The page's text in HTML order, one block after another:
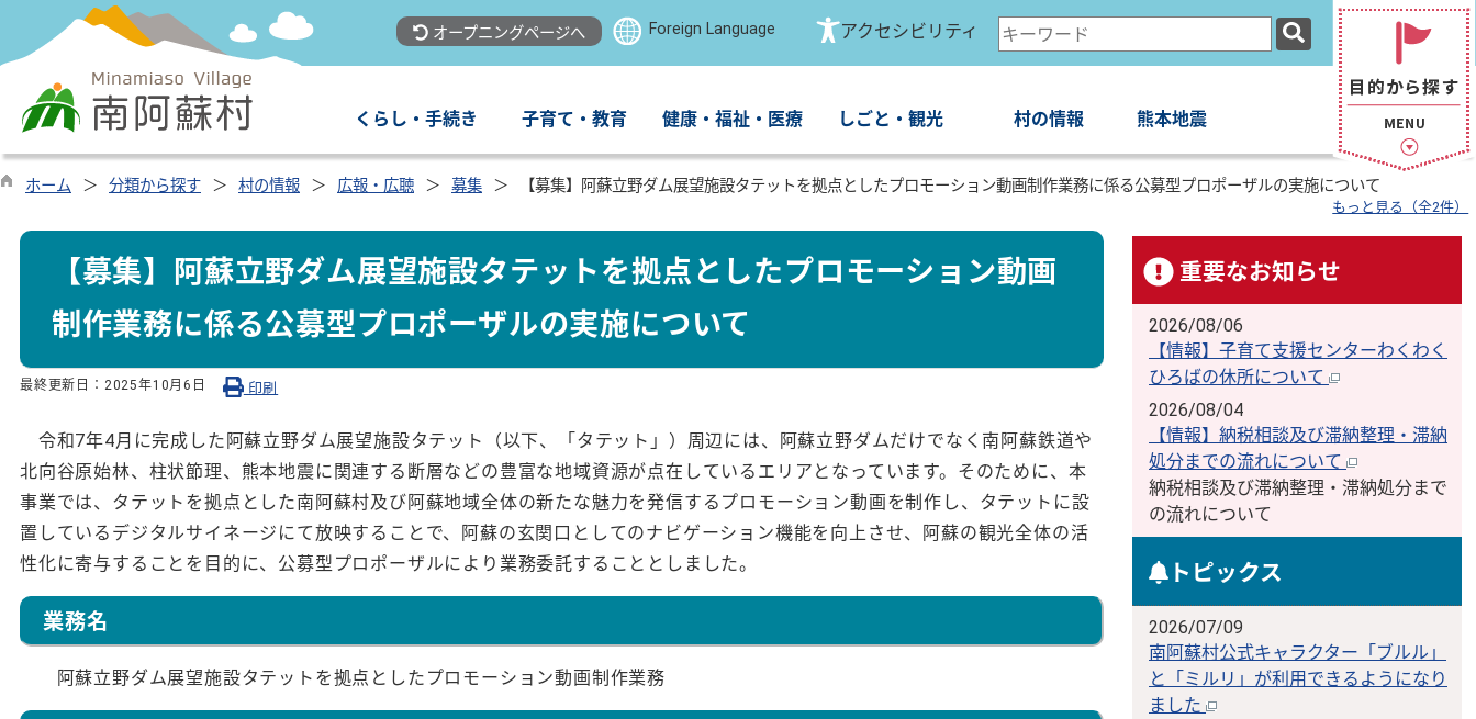
オープニングページへ Foreign Language アクセシビリティ
検
索
ー
ー
ド
くらし・手続き 子育て・教育 健康・福祉・医療 しごと・観光 村の情報 熊本地震
ホーム 分類から探す 村の情報 広報・広聴 募集 【募集】阿蘇立野ダム展望施設タテットを拠点としたプロモーション動画制作業務に係る公募型プロポーザルの実施について
もっと見る（全2件）
【募集】阿蘇立野ダム展望施設タテットを拠点としたプロモーション動画
制作業務に係る公募型プロポーザルの実施について
最終更新日： 2025年10月6日 印刷
令和7年4月に完成した阿蘇立野ダム展望施設タテット（以下、「タテット」）周辺には、阿蘇立野ダムだけでなく南阿蘇鉄道や
北向谷原始林、柱状節理、熊本地震に関連する断層などの豊富な地域資源が点在しているエリアとなっています。そのために、本
事業では、タテットを拠点とした南阿蘇村及び阿蘇地域全体の新たな魅力を発信するプロモーション動画を制作し、タテットに設
置しているデジタルサイネージにて放映することで、阿蘇の玄関口としてのナビゲーション機能を向上させ、阿蘇の観光全体の活
性化に寄与することを目的に、公募型プロポーザルにより業務委託することとしました。
業務名
阿蘇立野ダム展望施設タテットを拠点としたプロモーション動画制作業務
重要なお知らせ
2026/08/06
【情報】子育て支援センターわくわく
ひろばの休所について
2026/08/04
【情報】納税相談及び滞納整理・滞納
処分までの流れについて
納税相談及び滞納整理・滞納処分まで
の流れについて
トピックス
2026/07/09
南阿蘇村公式キャラクター「ブルル」
と「ミルリ」が利用できるようになり
ました